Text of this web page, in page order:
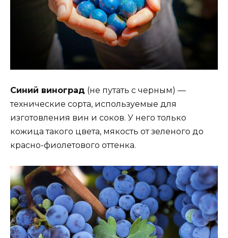
Синий виноград (не путать с черным) —
технические сорта, используемые для
изготовления вин и соков. У него только
кожица такого цвета, мякость от зеленого до
красно-фиолетового оттенка.